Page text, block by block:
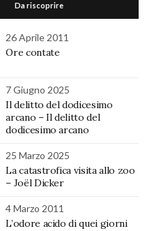
Da riscoprire
26 Aprile 2011
Ore contate
7 Giugno 2025
Il delitto del dodicesimo
arcano – Il delitto del
dodicesimo arcano
25 Marzo 2025
La catastrofica visita allo zoo
– Joël Dicker
4 Marzo 2011
L’odore acido di quei giorni